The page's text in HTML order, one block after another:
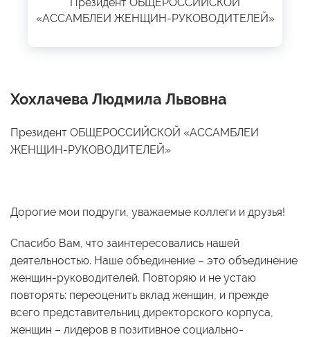
«АССАМБЛЕИ ЖЕНЩИН-РУКОВОДИТЕЛЕЙ»
Хохлачева Людмила Львовна
Президент ОБЩЕРОССИЙСКОЙ «АССАМБЛЕИ
ЖЕНЩИН-РУКОВОДИТЕЛЕЙ»
Дорогие мои подруги, уважаемые коллеги и друзья!
Спасибо Вам, что заинтересовались нашей
деятельностью. Наше объединение – это объединение
женщин-руководителей. Повторяю и не устаю
повторять: переоценить вклад женщин, и прежде
всего представительниц директорского корпуса,
женщин – лидеров в позитивное социально-